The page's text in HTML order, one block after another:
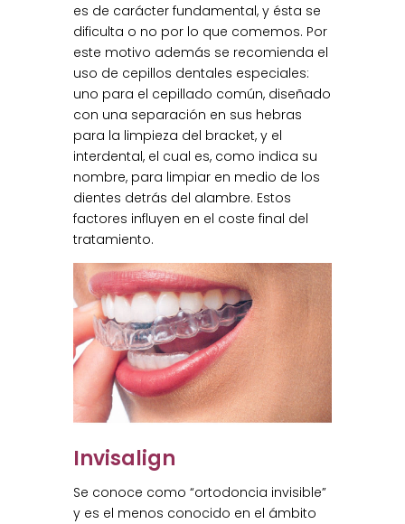
es de carácter fundamental, y ésta se
dificulta o no por lo que comemos. Por
este motivo además se recomienda el
uso de cepillos dentales especiales:
uno para el cepillado común, diseñado
con una separación en sus hebras
para la limpieza del bracket, y el
interdental, el cual es, como indica su
nombre, para limpiar en medio de los
dientes detrás del alambre. Estos
factores influyen en el coste final del
tratamiento.
Invisalign
Se conoce como “ortodoncia invisible”
y es el menos conocido en el ámbito